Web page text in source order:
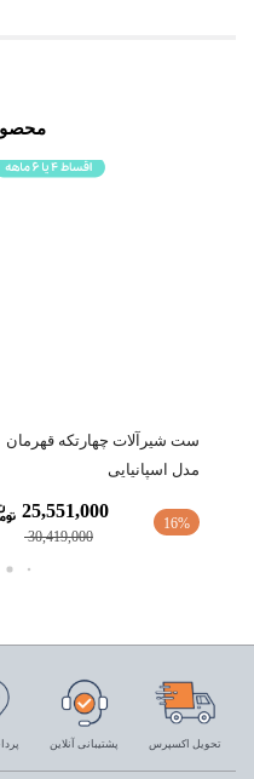
ست شیرآلات چهارتکه قهرمان
مدل اسپانیایی
16%
30,419,000
25,551,000
تحویل اکسپرس پشتیبانی آنلاین